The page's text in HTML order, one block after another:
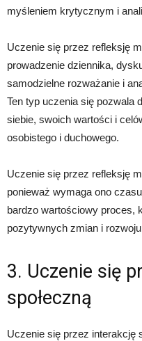
myśleniem krytycznym i
Uczenie się przez refleksję
prowadzenie dziennika,
samodzielne rozważanie i
Ten typ uczenia się pozwala
siebie, swoich wartości i
osobistego i duchowego.
Uczenie się przez refleksję
ponieważ wymaga ono
bardzo wartościowy proces,
pozytywnych zmian i
3. Uczenie się
społeczną
Uczenie się przez interakcję